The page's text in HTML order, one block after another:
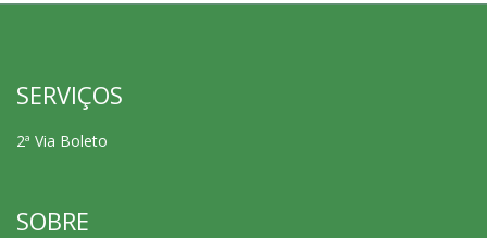
SERVIÇOS
2ª Via Boleto
SOBRE